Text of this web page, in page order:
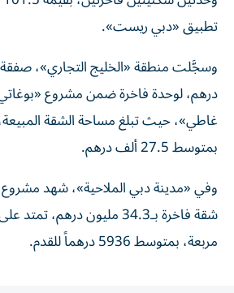
تطبيق «دبي ريست».
درهم، لوحدة فاخرة ضمن مشروع
بمتوسط 27.5 ألف درهم.
وفي «مدينة دبي الملاحية»، شهد مشروع
مربعة، بمتوسط 5936 درهماً للقدم.